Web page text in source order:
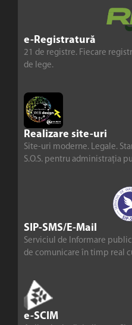
e-Registratură
21 de registre. Fiecare
de lege.
Realizare site-uri
Site-uri moderne. Legale.
S.O.S. pentru administrația
SIP-SMS/E-Mail
Serviciul de Informare
de comunicare în timp real
e-SCIM